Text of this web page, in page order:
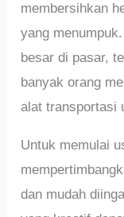
membersihkan
yang
besar di pasar,
banyak orang
alat transportasi
Untuk memulai
dan mudah